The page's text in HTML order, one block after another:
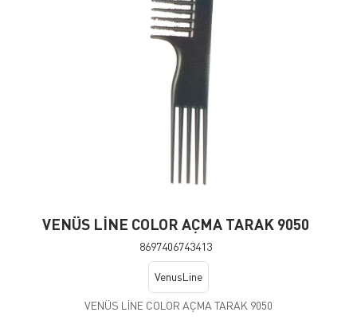
VENÜS LİNE COLOR AÇMA TARAK 9050
8697406743413
VenusLine
VENÜS LİNE COLOR AÇMA TARAK 9050